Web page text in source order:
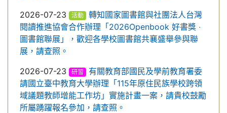
2026-07-23
活動
轉知國家圖書館與社團法人台灣
閱讀推進協會合作辦理「2026Openbook 好書獎 ‧
圖書館聯展」，歡迎各學校圖書館共襄盛舉參與聯
展，請查照。
2026-07-23
研習
有關教育部國民及學前教育署委
請國立臺中教育大學辦理「115年原住民族學校跨領
域議題教師增能工作坊」實施計畫一案，請貴校鼓勵
所屬踴躍報名參加，請查照。